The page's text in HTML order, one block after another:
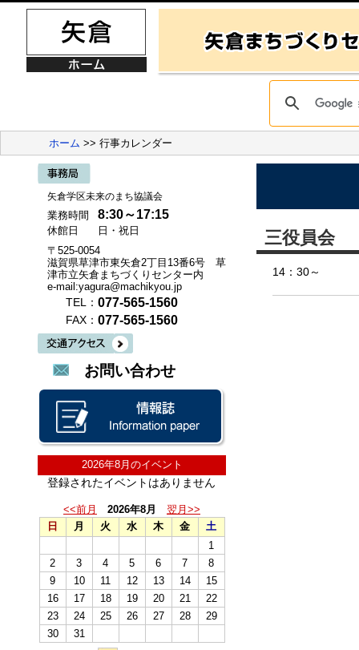
ホーム >> 行事カレンダー
矢倉学区未来のまち協議会
業務時間 8:30～17:15
休館日
日・祝日
〒525-0054
滋賀県草津市東矢倉2丁目13番6号 草
津市立矢倉まちづくりセンター内
e-mail:yagura@machikyou.jp
TEL： 077-565-1560
FAX： 077-565-1560
お問い合わせ
2026年8月のイベント
登録されたイベントはありません
<<前月 2026年8月
翌月>>
日
月 火 水 木 金
土
1
2
3 4 5 6 7
8
9
10 11 12 13 14
15
16
17 18 19 20 21
22
23
24 25 26 27 28
29
30
31
三役員会
14：30～